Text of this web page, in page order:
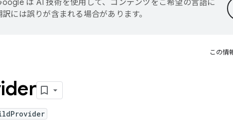
は AI 技術を使用して、コンテンツをご希望の言語に
には誤りが含まれる場合があります。
この情